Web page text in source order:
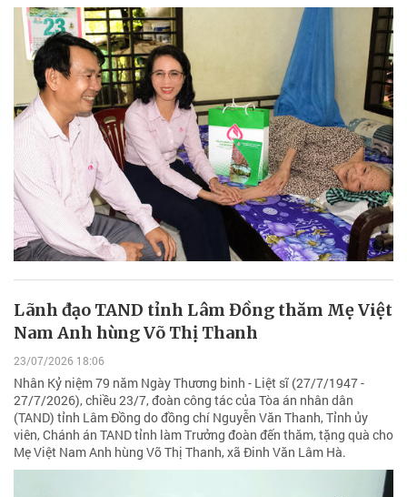
Lãnh đạo TAND tỉnh Lâm Đồng thăm Mẹ Việt
Nam Anh hùng Võ Thị Thanh
23/07/2026 18:06
Nhân Kỷ niệm 79 năm Ngày Thương binh - Liệt sĩ (27/7/1947 -
27/7/2026), chiều 23/7, đoàn công tác của Tòa án nhân dân
(TAND) tỉnh Lâm Đồng do đồng chí Nguyễn Văn Thanh, Tỉnh ủy
viên, Chánh án TAND tỉnh làm Trưởng đoàn đến thăm, tặng quà cho
Mẹ Việt Nam Anh hùng Võ Thị Thanh, xã Đinh Văn Lâm Hà.